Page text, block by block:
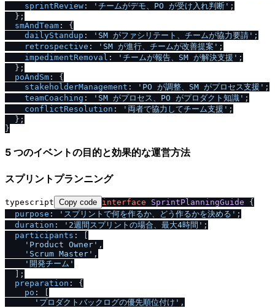
sprintReview : 'チームがデモ、PO が受け入れ判断' ;
  };
smAndTeam : {
dailyStandup : 'SM がファシリテート、チームが協力要請' ;
retrospective : 'SM が進行、チームが改善提案' ;
impedimentRemoval : 'チームが報告、SM が解決支援' ;
  };
poAndSm : {
stakeholderManagement : 'PO が調整、SM がプロセス支援' ;
teamCoaching : 'SM がプロセス、PO がプロダクト知識' ;
conflictResolution : '両者で協力してチーム支援' ;
  };
5 つのイベントの目的と効果的な運営方法
スプリントプランニング
typescript Copy code interface SprintPlanningGuide {
purpose : 'スプリントで何を作るか、どう作るかを決める' ;
duration : '2週間スプリントの場合、最大4時間' ;
participants : [
'Product Owner' ,
'Scrum Master' ,
'開発チーム'
  ];
preparation : {
po : [
'プロダクトバックログの優先順位付け' ,